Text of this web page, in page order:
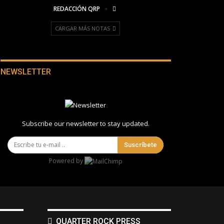
REDACCIÓN QRP
CARGAR MÁS NOTAS
NEWSLETTER
Subscribe our newsletter to stay updated.
Suscríbete
Powered by
QUARTER ROCK PRESS